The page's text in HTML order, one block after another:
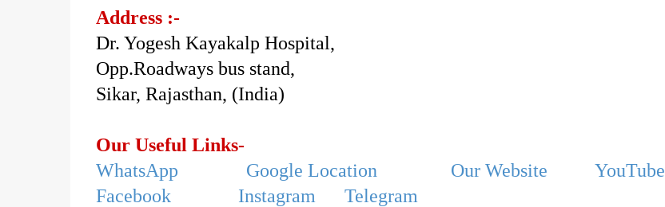
Address :-
Dr. Yogesh Kayakalp Hospital,
Opp.Roadways bus stand,
Sikar, Rajasthan, (India)
Our Useful Links-
WhatsApp
Google Location Our Website
YouTube
Facebook
Instagram Telegram